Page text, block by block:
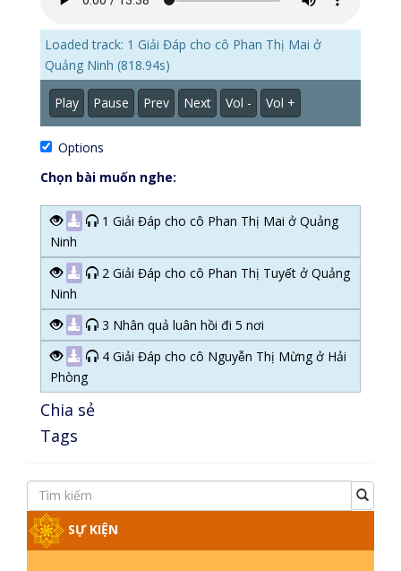
Loaded track: 1 Giải Đáp cho cô Phan Thị Mai ở
Quảng Ninh (818.94s)
Play Pause Prev Next Vol - Vol +
Options
Chọn bài muốn nghe:
1 Giải Đáp cho cô Phan Thị Mai ở Quảng
Ninh
2 Giải Đáp cho cô Phan Thị Tuyết ở Quảng
Ninh
3 Nhân quả luân hồi đi 5 nơi
4 Giải Đáp cho cô Nguyễn Thị Mừng ở Hải
Phòng
Chia sẻ
Tags
SỰ KIỆN